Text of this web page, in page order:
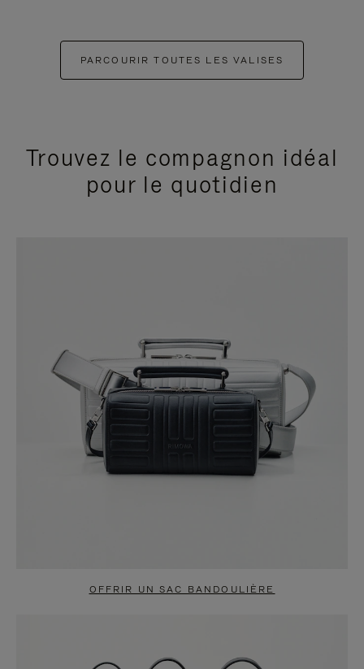
PARCOURIR TOUTES LES VALISES
Trouvez le compagnon idéal
pour le quotidien
OFFRIR UN SAC BANDOULIÈRE